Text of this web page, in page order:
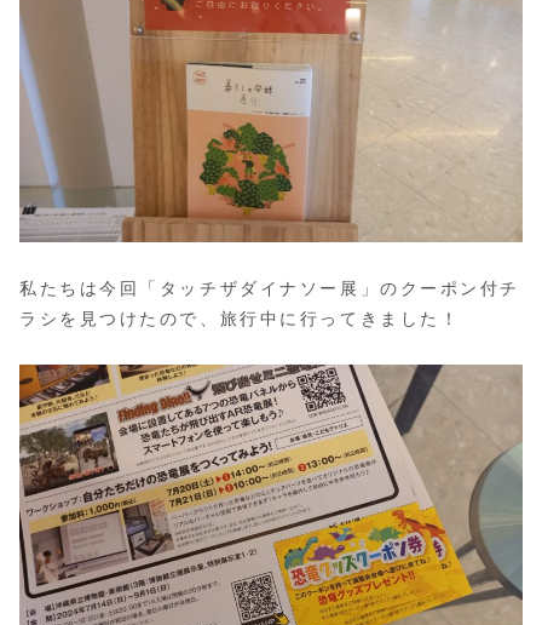
私たちは今回「タッチザダイナソー展」のクーポン付チ
ラシを見つけたので、旅行中に行ってきました！